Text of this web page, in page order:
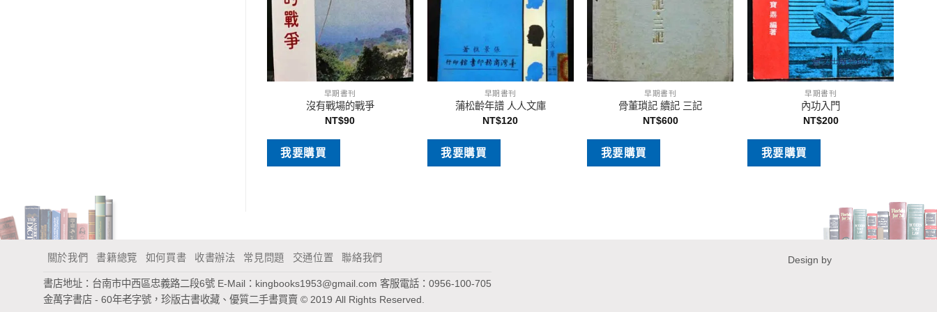
早期書刊
沒有戰場的戰爭
NT$90
我要購買
早期書刊
蒲松齡年譜 人人文庫
NT$120
我要購買
早期書刊
骨董瑣記 續記 三記
NT$600
我要購買
早期書刊
內功入門
NT$200
我要購買
Design by
關於我們 書籍總覽 如何買書 收書辦法 常見問題 交通位置 聯絡我們
書店地址：台南市中西區忠義路二段6號 E-Mail： kingbooks1953@gmail.com 客服電話：0956-100-705
金萬字書店 - 60年老字號，珍版古書收藏、優質二手書買賣 © 2019 All Rights Reserved.